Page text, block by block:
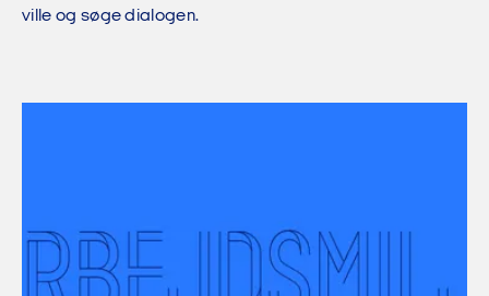
ville og søge dialogen.